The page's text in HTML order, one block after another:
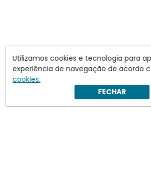
Utilizamos cookies e tecnologia para
experiência de navegação de acordo
cookies.
FECHAR